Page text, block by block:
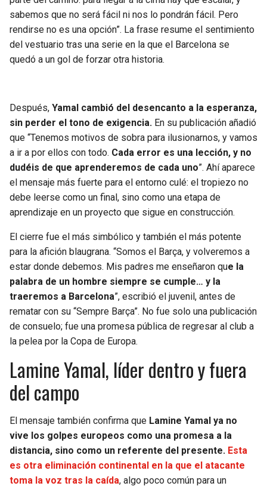
sabemos que no será fácil ni nos lo pondrán fácil. Pero
rendirse no es una opción”. La frase resume el sentimiento
del vestuario tras una serie en la que el Barcelona se
quedó a un gol de forzar otra historia.
Después, Yamal cambió del desencanto a la esperanza,
sin perder el tono de exigencia. En su publicación añadió
que “Tenemos motivos de sobra para ilusionarnos, y vamos
a ir a por ellos con todo. Cada error es una lección, y no
dudéis de que aprenderemos de cada uno”. Ahí aparece
el mensaje más fuerte para el entorno culé: el tropiezo no
debe leerse como un final, sino como una etapa de
aprendizaje en un proyecto que sigue en construcción.
El cierre fue el más simbólico y también el más potente
para la afición blaugrana. “Somos el Barça, y volveremos a
estar donde debemos. Mis padres me enseñaron que la
palabra de un hombre siempre se cumple… y la
traeremos a Barcelona”, escribió el juvenil, antes de
rematar con su “Sempre Barça”. No fue solo una publicación
de consuelo; fue una promesa pública de regresar al club a
la pelea por la Copa de Europa.
Lamine Yamal, líder dentro y fuera
del campo
El mensaje también confirma que Lamine Yamal ya no
vive los golpes europeos como una promesa a la
distancia, sino como un referente del presente. Esta
es otra eliminación continental en la que el atacante
toma la voz tras la caída, algo poco común para un